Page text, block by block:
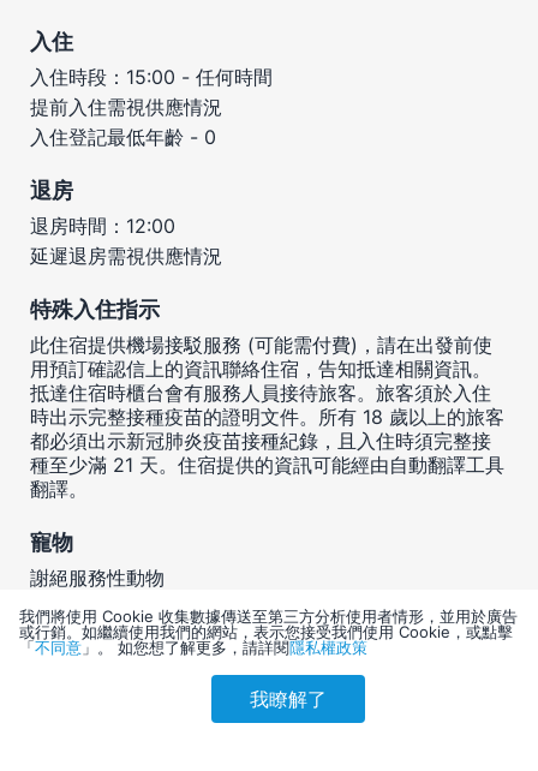
刷卡優惠 會員訂購
入住
入住時段：15:00 - 任何時間
提前入住需視供應情況
入住登記最低年齡 - 0
退房
退房時間：12:00
延遲退房需視供應情況
特殊入住指示
此住宿提供機場接駁服務 (可能需付費)，請在出發前使
用預訂確認信上的資訊聯絡住宿，告知抵達相關資訊。
抵達住宿時櫃台會有服務人員接待旅客。旅客須於入住
時出示完整接種疫苗的證明文件。所有 18 歲以上的旅客
都必須出示新冠肺炎疫苗接種紀錄，且入住時須完整接
種至少滿 21 天。住宿提供的資訊可能經由自動翻譯工具
翻譯。
寵物
謝絕服務性動物
不可攜帶寵物
此住宿接受的付款方式
我們將使用 Cookie 收集數據傳送至第三方分析使用者情形，並用於廣告
或行銷。如繼續使用我們的網站，表示您接受我們使用 Cookie，或點擊
「不同意 」。 如您想了解更多，請詳閱隱私權政策
我瞭解了